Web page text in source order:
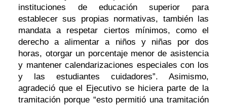
instituciones de educación superior para
establecer sus propias normativas, también las
mandata a respetar ciertos mínimos, como el
derecho a alimentar a niños y niñas por dos
horas, otorgar un porcentaje menor de asistencia
y mantener calendarizaciones especiales con los
y las estudiantes cuidadores”. Asimismo,
agradeció que el Ejecutivo se hiciera parte de la
tramitación porque “esto permitió una tramitación